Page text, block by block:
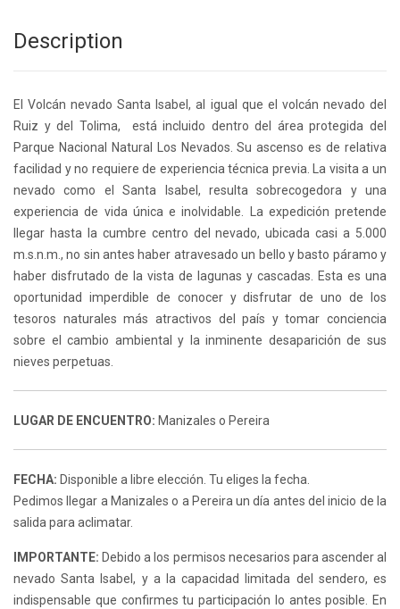
Description
El Volcán nevado Santa Isabel, al igual que el volcán nevado del
Ruiz y del Tolima, está incluido dentro del área protegida del
Parque Nacional Natural Los Nevados. Su ascenso es de relativa
facilidad y no requiere de experiencia técnica previa. La visita a un
nevado como el Santa Isabel, resulta sobrecogedora y una
experiencia de vida única e inolvidable. La expedición pretende
llegar hasta la cumbre centro del nevado, ubicada casi a 5.000
m.s.n.m., no sin antes haber atravesado un bello y basto páramo y
haber disfrutado de la vista de lagunas y cascadas. Esta es una
oportunidad imperdible de conocer y disfrutar de uno de los
tesoros naturales más atractivos del país y tomar conciencia
sobre el cambio ambiental y la inminente desaparición de sus
nieves perpetuas.
LUGAR DE ENCUENTRO: Manizales o Pereira
FECHA: Disponible a libre elección. Tu eliges la fecha.
Pedimos llegar a Manizales o a Pereira un día antes del inicio de la
salida para aclimatar.
IMPORTANTE: Debido a los permisos necesarios para ascender al
nevado Santa Isabel, y a la capacidad limitada del sendero, es
indispensable que confirmes tu participación lo antes posible. En